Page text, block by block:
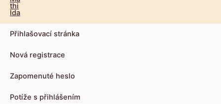
Přihlašovací stránka
Nová registrace
Zapomenuté heslo
Potíže s přihlášením